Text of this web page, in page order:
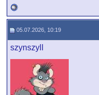
05.07.2026, 10:19
szynszyll